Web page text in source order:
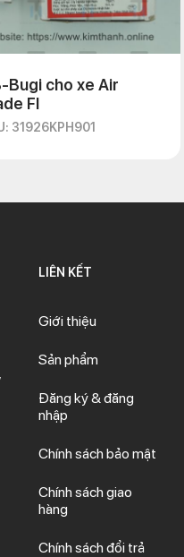
Bugi cho xe Air
FI
31926KPH901
LIÊN KẾT
Giới thiệu
Sản phẩm
Đăng ký & đăng
nhập
Chính sách bảo mật
Chính sách giao
hàng
Chính sách đổi trả